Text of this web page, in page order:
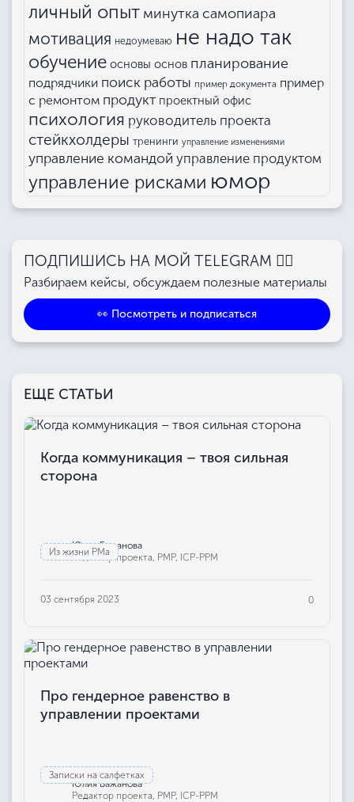
личный опыт минутка самопиара
мотивация недоумеваю не надо так
обучение основы основ планирование
подрядчики поиск работы пример документа пример
с ремонтом продукт проектный офис
психология руководитель проекта
стейкхолдеры тренинги управление изменениями
управление командой управление продуктом
управление рисками юмор
ПОДПИШИСЬ НА МОЙ TELEGRAM 👉🏻
Разбираем кейсы, обсуждаем полезные материалы
👀 Посмотреть и подписаться
ЕЩЕ СТАТЬИ
Из жизни РМа
Когда коммуникация – твоя сильная
сторона
Юлия Бажанова
Редактор проекта, РМР, ICP-PPM
03 сентября 2023 0
Записки на салфетках
Про гендерное равенство в
управлении проектами
Юлия Бажанова
Редактор проекта, РМР, ICP-PPM